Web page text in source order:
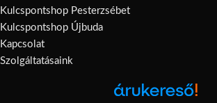
Kulcspontshop Pesterzsébet
Kulcspontshop Újbuda
Kapcsolat
Szolgáltatásaink